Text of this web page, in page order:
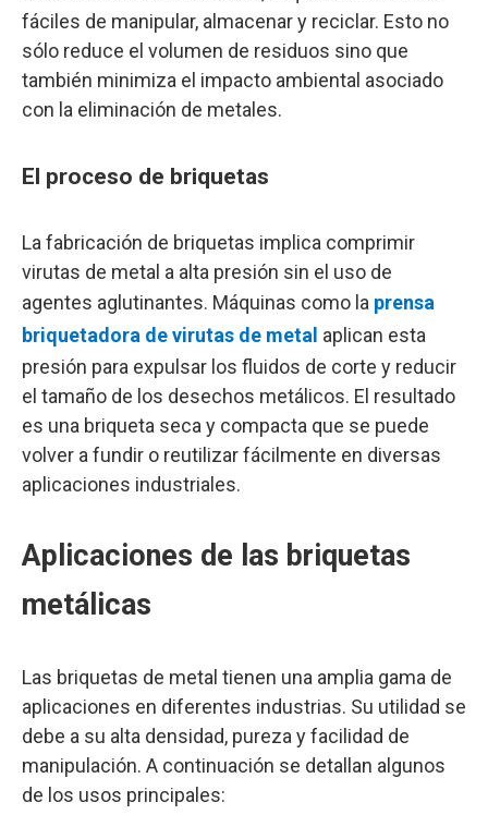
fáciles de manipular, almacenar y reciclar. Esto no
sólo reduce el volumen de residuos sino que
también minimiza el impacto ambiental asociado
con la eliminación de metales.
El proceso de briquetas
La fabricación de briquetas implica comprimir
virutas de metal a alta presión sin el uso de
agentes aglutinantes. Máquinas como la prensa
briquetadora de virutas de metal aplican esta
presión para expulsar los fluidos de corte y reducir
el tamaño de los desechos metálicos. El resultado
es una briqueta seca y compacta que se puede
volver a fundir o reutilizar fácilmente en diversas
aplicaciones industriales.
Aplicaciones de las briquetas
metálicas
Las briquetas de metal tienen una amplia gama de
aplicaciones en diferentes industrias. Su utilidad se
debe a su alta densidad, pureza y facilidad de
manipulación. A continuación se detallan algunos
de los usos principales: